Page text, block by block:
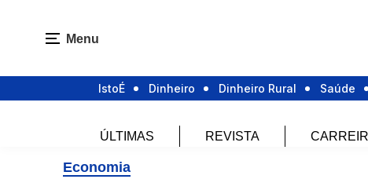
Menu
IstoÉ Dinheiro Dinheiro Rural Saúde
ÚLTIMAS REVISTA
Economia